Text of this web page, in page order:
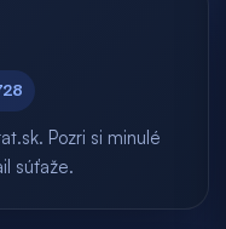
Pozri si minulé
súťaže.